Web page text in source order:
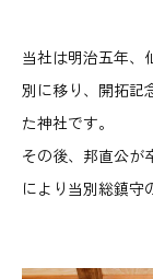
当社は明治五年、
別に移り、開拓記
た神社です。
その後、邦直公が
により当別総鎮守